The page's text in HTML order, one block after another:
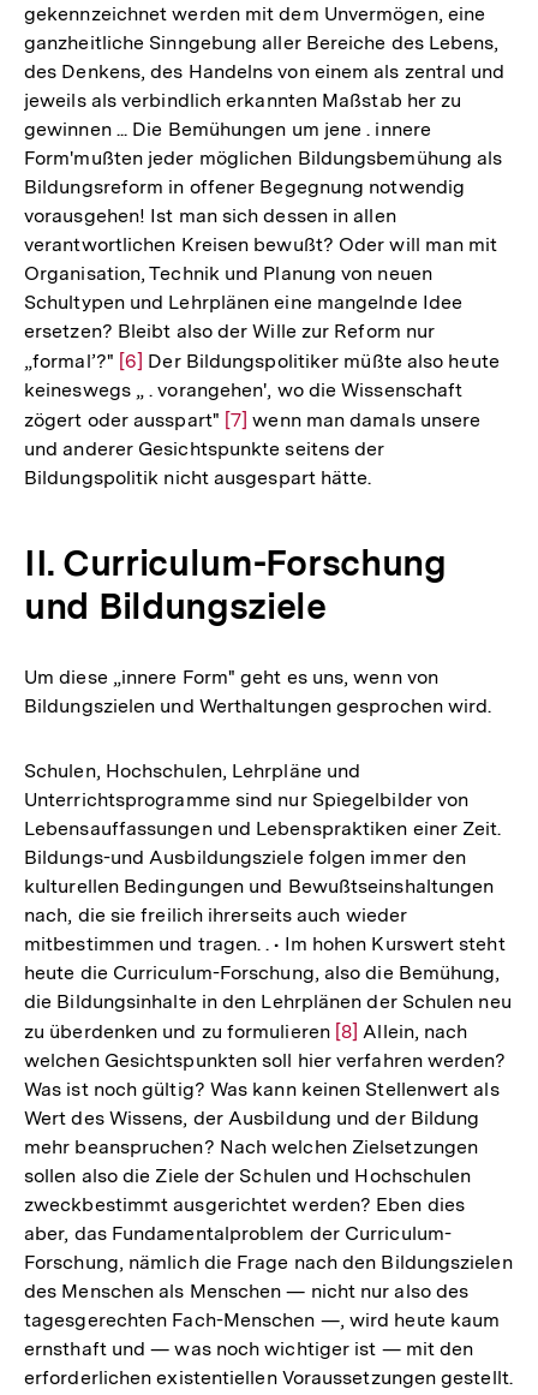
gekennzeichnet werden mit dem Unvermögen, eine
ganzheitliche Sinngebung aller Bereiche des Lebens,
des Denkens, des Handelns von einem als zentral und
jeweils als verbindlich erkannten Maßstab her zu
gewinnen ... Die Bemühungen um jene . innere
Form'mußten jeder möglichen Bildungsbemühung als
Bildungsreform in offener Begegnung notwendig
vorausgehen! Ist man sich dessen in allen
verantwortlichen Kreisen bewußt? Oder will man mit
Organisation, Technik und Planung von neuen
Schultypen und Lehrplänen eine mangelnde Idee
ersetzen? Bleibt also der Wille zur Reform nur
„formal’?" Zur
Auflösung
der
Fußnote
[6] Der Bildungspolitiker müßte also heute
keineswegs „ . vorangehen', wo die Wissenschaft
zögert oder ausspart" Zur
Auflösung
der
[7] wenn man damals unsere
und anderer Gesichtspunkte seitens der
Bildungspolitik nicht ausgespart hätte.
II. Curriculum-Forschung
und Bildungsziele
Um diese „innere Form" geht es uns, wenn von
Bildungszielen und Werthaltungen gesprochen wird.
Schulen, Hochschulen, Lehrpläne und
Unterrichtsprogramme sind nur Spiegelbilder von
Lebensauffassungen und Lebenspraktiken einer Zeit.
Bildungs-und Ausbildungsziele folgen immer den
kulturellen Bedingungen und Bewußtseinshaltungen
nach, die sie freilich ihrerseits auch wieder
mitbestimmen und tragen. . • Im hohen Kurswert steht
heute die Curriculum-Forschung, also die Bemühung,
die Bildungsinhalte in den Lehrplänen der Schulen neu
zu überdenken und zu formulieren Zur
Auflösung
der
Fußnote
[8] Allein, nach
welchen Gesichtspunkten soll hier verfahren werden?
Was ist noch gültig? Was kann keinen Stellenwert als
Wert des Wissens, der Ausbildung und der Bildung
mehr beanspruchen? Nach welchen Zielsetzungen
sollen also die Ziele der Schulen und Hochschulen
zweckbestimmt ausgerichtet werden? Eben dies
aber, das Fundamentalproblem der Curriculum-
Forschung, nämlich die Frage nach den Bildungszielen
des Menschen als Menschen — nicht nur also des
tagesgerechten Fach-Menschen —, wird heute kaum
ernsthaft und — was noch wichtiger ist — mit den
erforderlichen existentiellen Voraussetzungen gestellt.